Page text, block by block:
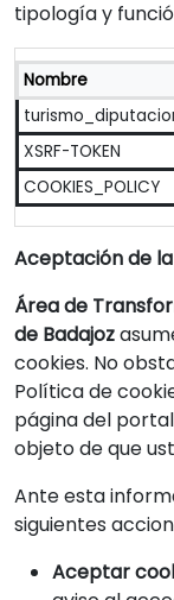
tipología y
Nombre
XSRF-TOKEN
COOKIES_POLICY
Aceptación de
Área de
de Badajoz
cookies. No
Política de
página del
objeto de que
Ante esta
siguientes
Aceptar